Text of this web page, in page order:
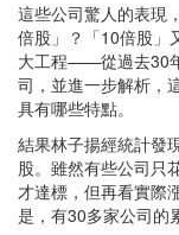
這些公司驚人的表現
倍股」？「10倍股」
大工程——從過去30
司，並進一步解析，
具有哪些特點。
結果林子揚經統計發
股。雖然有些公司只
才達標，但再看實際
是，有30多家公司的